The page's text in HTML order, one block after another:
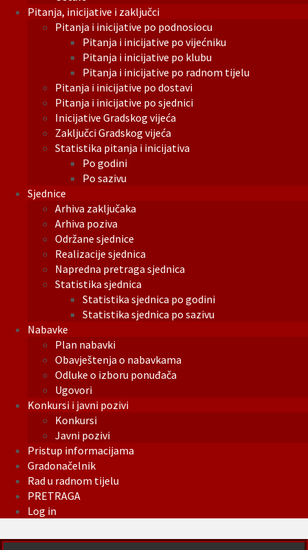
Pitanja, inicijative i zaključci
Pitanja i inicijative po podnosiocu
Pitanja i inicijative po vijećniku
Pitanja i inicijative po klubu
Pitanja i inicijative po radnom tijelu
Pitanja i inicijative po dostavi
Pitanja i inicijative po sjednici
Inicijative Gradskog vijeća
Zaključci Gradskog vijeća
Statistika pitanja i inicijativa
Po godini
Po sazivu
Sjednice
Arhiva zaključaka
Arhiva poziva
Održane sjednice
Realizacije sjednica
Napredna pretraga sjednica
Statistika sjednica
Statistika sjednica po godini
Statistika sjednica po sazivu
Nabavke
Plan nabavki
Obavještenja o nabavkama
Odluke o izboru ponuđača
Ugovori
Konkursi i javni pozivi
Konkursi
Javni pozivi
Pristup informacijama
Gradonačelnik
Rad u radnom tijelu
PRETRAGA
Log in